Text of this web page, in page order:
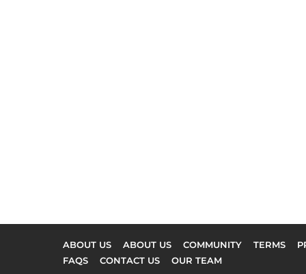
ABOUT US ABOUT US COMMUNITY TERMS
FAQS
CONTACT US OUR TEAM